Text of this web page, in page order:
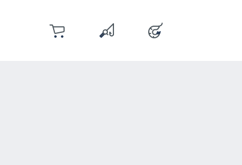
You have 0 wishlist items
お気に入り